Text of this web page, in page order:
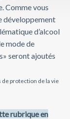
Comme vous
développement
d’alcool
mode de
seront ajoutés
protection de la vie
rubrique en